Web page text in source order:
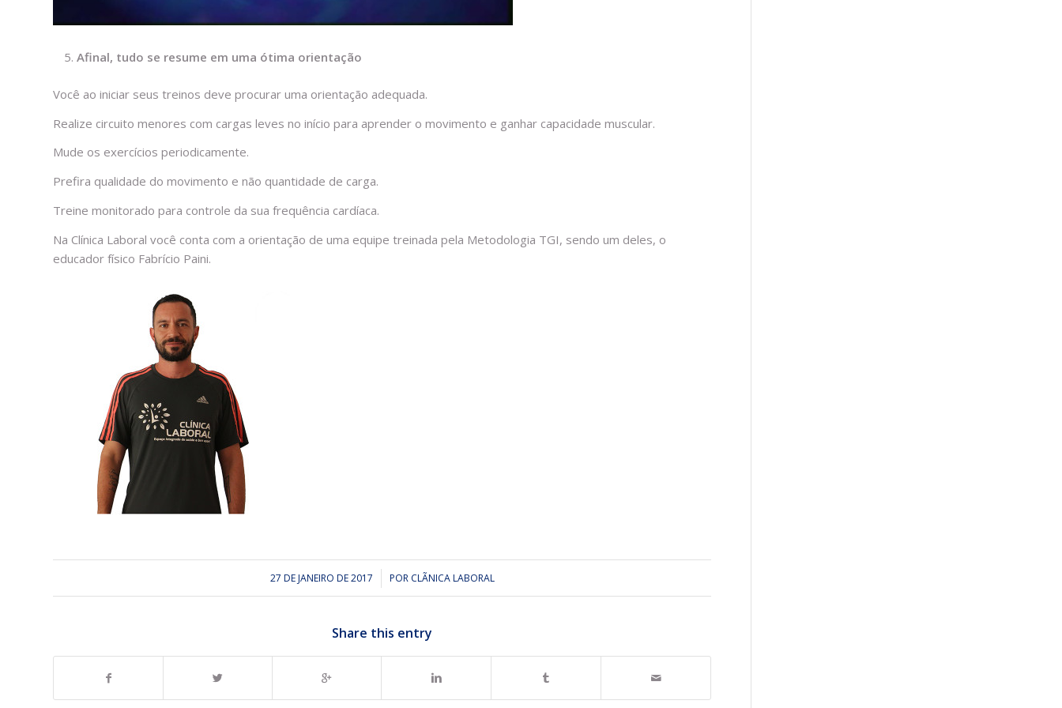
Afinal, tudo se resume em uma ótima orientação
Você ao iniciar seus treinos deve procurar uma orientação adequada.
Realize circuito menores com cargas leves no início para aprender o movimento e ganhar capacidade muscular.
Mude os exercícios periodicamente.
Prefira qualidade do movimento e não quantidade de carga.
Treine monitorado para controle da sua frequência cardíaca.
Na Clínica Laboral você conta com a orientação de uma equipe treinada pela Metodologia TGI, sendo um deles, o
educador físico Fabrício Paini.
27 DE JANEIRO DE 2017
/ POR CLÃ­NICA LABORAL
Share this entry